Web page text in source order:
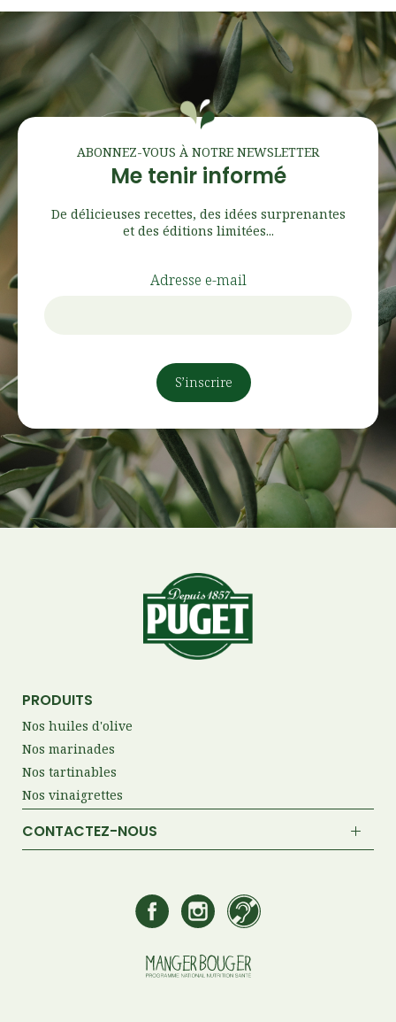
ABONNEZ-VOUS À NOTRE NEWSLETTER
Me tenir informé
De délicieuses recettes, des idées surprenantes
et des éditions limitées...
Adresse e-mail
PRODUITS
Nos huiles d'olive
Nos marinades
Nos tartinables
Nos vinaigrettes
CONTACTEZ-NOUS